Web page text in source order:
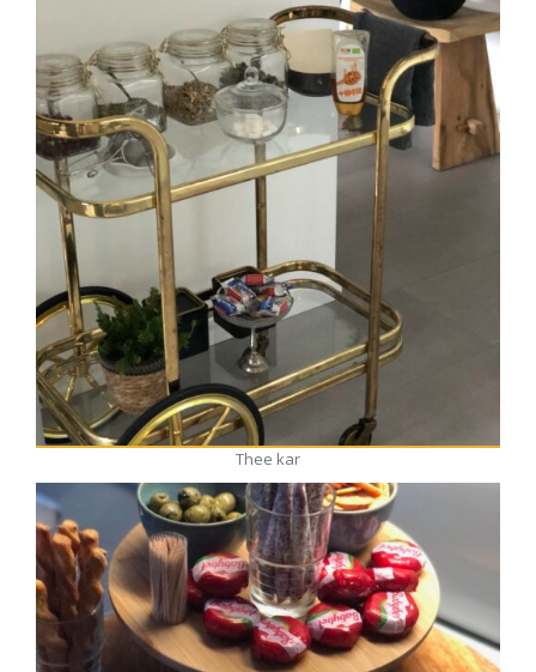
Thee kar